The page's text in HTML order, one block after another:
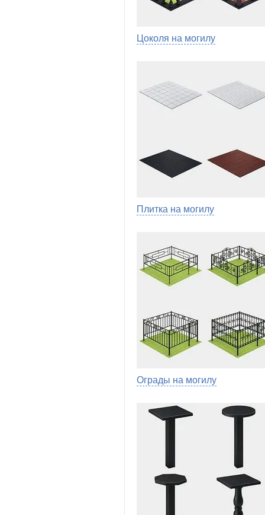
Цоколя на могилу
Плитка на могилу
Ограды на могилу